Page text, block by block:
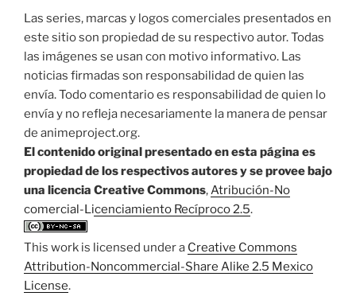
Las series, marcas y logos comerciales presentados en
este sitio son propiedad de su respectivo autor. Todas
las imágenes se usan con motivo informativo. Las
noticias firmadas son responsabilidad de quien las
envía. Todo comentario es responsabilidad de quien lo
envía y no refleja necesariamente la manera de pensar
de animeproject.org.
El contenido original presentado en esta página es
propiedad de los respectivos autores y se provee bajo
una licencia Creative Commons,Atribución-No
comercial-Licenciamiento Recíproco 2.5.
This work is licensed under a Creative Commons
Attribution-Noncommercial-Share Alike 2.5 Mexico
License.